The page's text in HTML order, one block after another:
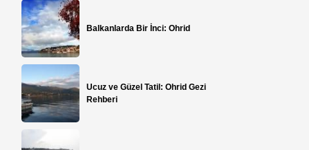
Balkanlarda Bir İnci: Ohrid
Ucuz ve Güzel Tatil: Ohrid Gezi
Rehberi